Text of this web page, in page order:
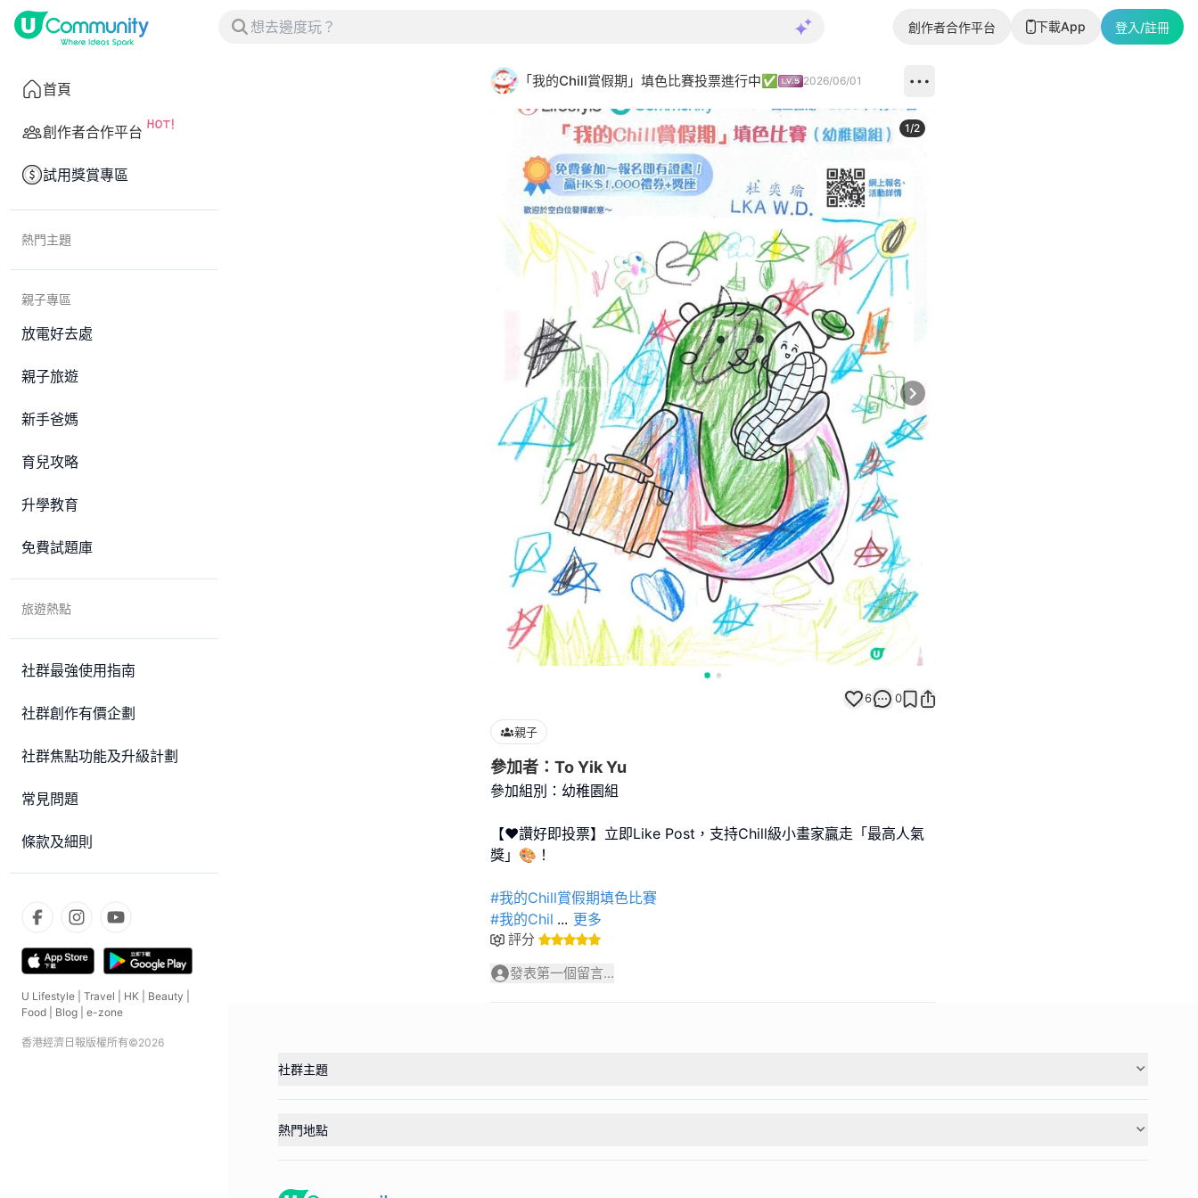
創作者合作平台 下載App 登入/註冊
首頁
創作者合作平台
試用獎賞專區
熱門主題
親子專區
放電好去處
親子旅遊
新手爸媽
育兒攻略
升學教育
免費試題庫
旅遊熱點
社群最強使用指南
社群創作有價企劃
社群焦點功能及升級計劃
常見問題
條款及細則
U Lifestyle Travel HK Beauty
Food
Blog e-zone
香港經濟日報版權所有©2026
「我的Chill賞假期」填色比賽投票進行中✅ 2026/06/01
Next slide
1/2
6 0
親子
參加者：To Yik Yu
參加組別：幼稚園組
【❤️讚好即投票】立即Like Post，支持Chill級小畫家贏走「最高人氣
獎」🎨！
#我的Chill賞假期填色比賽
#我的Chil ... 更多
評分
發表第一個留言...
社群主題
熱門地點